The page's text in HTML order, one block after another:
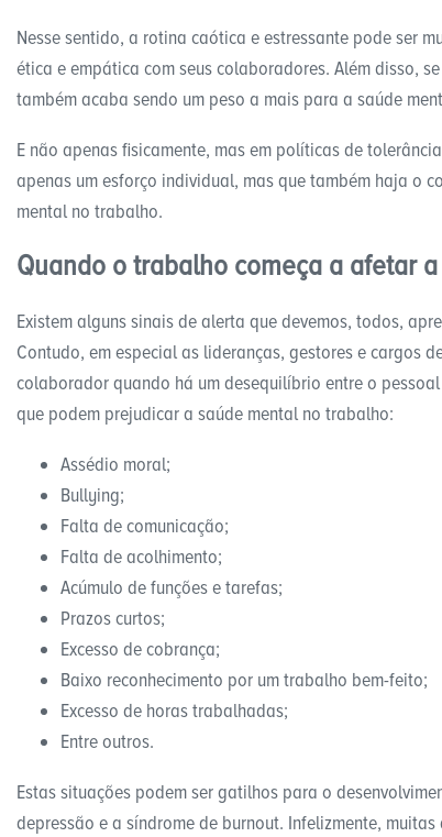
Nesse sentido, a rotina caótica e estressante pode ser
ética e empática com seus colaboradores. Além disso,
também acaba sendo um peso a mais para a saúde
E não apenas fisicamente, mas em políticas de
apenas um esforço individual, mas que também haja o
mental no trabalho.
Quando o trabalho começa a afetar
Existem alguns sinais de alerta que devemos, todos,
Contudo, em especial as lideranças, gestores e cargos
colaborador quando há um desequilíbrio entre o
que podem prejudicar a saúde mental no trabalho:
Assédio moral;
Bullying;
Falta de comunicação;
Falta de acolhimento;
Acúmulo de funções e tarefas;
Prazos curtos;
Excesso de cobrança;
Baixo reconhecimento por um trabalho bem-feito;
Excesso de horas trabalhadas;
Entre outros.
Estas situações podem ser gatilhos para o
depressão e a síndrome de burnout. Infelizmente,